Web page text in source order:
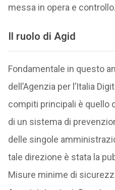
messa in opera e controllo.
Il ruolo di Agid
Fondamentale in questo
dell’Agenzia per l’Italia
compiti principali è quello
di un sistema di
delle singole
tale direzione è stata la
Misure minime di